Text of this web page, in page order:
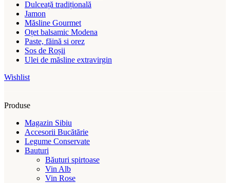
Dulceață tradițională
Jamon
Măsline Gourmet
Oțet balsamic Modena
Paste, făină si orez
Sos de Roșii
Ulei de măsline extravirgin
Wishlist
Produse
Magazin Sibiu
Accesorii Bucătărie
Legume Conservate
Bauturi
Băuturi spirtoase
Vin Alb
Vin Rose